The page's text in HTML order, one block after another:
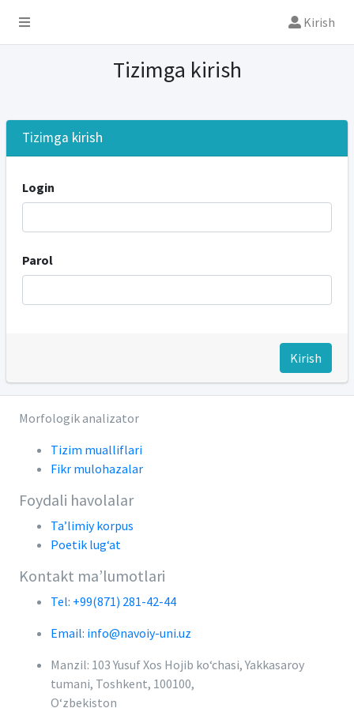
Kirish
Tizimga kirish
Tizimga kirish
Login
Parol
Kirish
Morfologik analizator
Tizim mualliflari
Fikr mulohazalar
Foydali havolalar
Ta’limiy korpus
Poetik lug‘at
Kontakt ma’lumotlari
Tel: +99(871) 281-42-44
Email: info@navoiy-uni.uz
Manzil: 103 Yusuf Xos Hojib ko‘chasi, Yakkasaroy
tumani, Toshkent, 100100,
O‘zbekiston